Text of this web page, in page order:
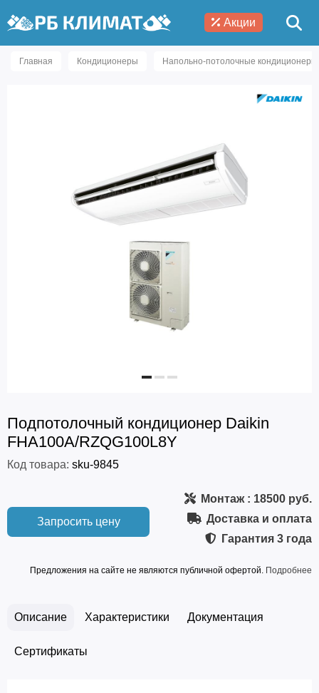
Акции
Главная Кондиционеры Напольно-потолочные кондиционеры
Подпотолочный кондиционер Daikin
FHA100A/RZQG100L8Y
Код товара: sku-9845
Запросить цену
Монтаж: 18500 руб.
Доставка и оплата
Гарантия 3 года
Предложения на сайте не являются публичной офертой. Подробнее
Описание Характеристики Документация
Сертификаты